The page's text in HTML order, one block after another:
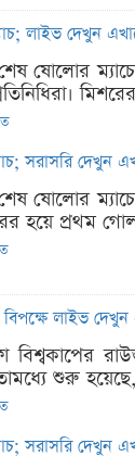
লাইভ দেখুন
ষোলোর ম্যাচে
সরাসরি দেখুন
ষোলোর
হয়ে প্রথম
বিপক্ষে লাইভ
শুরু
সরাসরি দেখুন